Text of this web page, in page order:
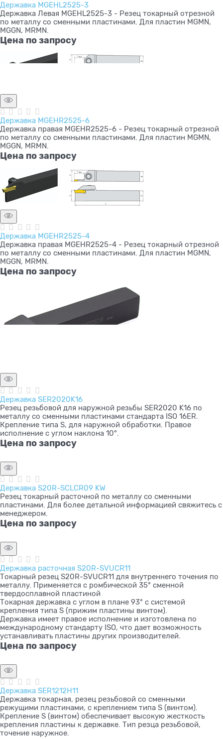
Державка MGEHL2525-3
Державка Левая MGEHL2525-3 - Резец токарный отрезной
по металлу со сменными пластинами. Для пластин MGMN,
MGGN, MRMN.
Цена по запросу
Державка MGEHR2525-6
Державка правая MGEHR2525-6 - Резец токарный отрезной
по металлу со сменными пластинами. Для пластин MGMN,
MGGN, MRMN.
Цена по запросу
Державка MGEHR2525-4
Державка правая MGEHR2525-4 - Резец токарный отрезной
по металлу со сменными пластинами. Для пластин MGMN,
MGGN, MRMN.
Цена по запросу
Державка SER2020K16
Резец резьбовой для наружной резьбы SER2020 K16 по
металлу со сменными пластинами стандарта ISO 16ER.
Крепление типа S, для наружной обработки. Правое
исполнение с углом наклона 10°.
Цена по запросу
Державка S20R-SCLCR09 KW
Резец токарный расточной по металлу со сменными
пластинами. Для более детальной информацией свяжитесь с
менеджером.
Цена по запросу
Державка расточная S20R-SVUCR11
Токарный резец S20R-SVUCR11 для внутреннего точения по
металлу. Применяется с ромбической 35° сменной
твердосплавной пластиной
Токарная державка с углом в плане 93° с системой
крепления типа S (прижим пластины винтом).
Державка имеет правое исполнение и изготовлена по
международному стандарту ISO, что дает возможность
устанавливать пластины других производителей.
Цена по запросу
Державка SER1212H11
Державка токарная, резец резьбовой со сменными
режущими пластинами, с креплением типа S (винтом).
Крепление S (винтом) обеспечивает высокую жесткость
крепления пластины к державке. Тип резца резьбовой,
точение наружное.